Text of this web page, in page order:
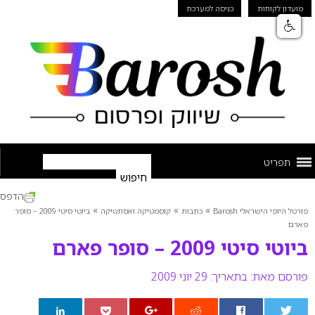
מועדון לקוחות כניסה למערכת
תפריט
פורטל היופי הישראלי Barosh » כתבות » קוסמטיקה ואסתטיקה »
ביוטי סיטי 2009 – סופר
פארם
ביוטי סיטי 2009 – סופר פארם
פורסם מאת: בתאריך: 29 יוני 2009
הדפס